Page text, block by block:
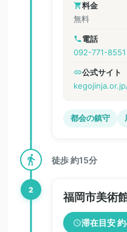
料金
無料
電話
092-771-8551
公式サイト
都会の鎮守
徒歩 約15分
2
福岡市美術
滞在目安